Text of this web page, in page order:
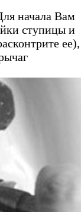
начала Вам
ступицы и
ее),